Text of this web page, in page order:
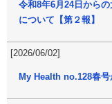
令和8年6月24日から
について【第２報】
[2026/06/02]
My Health no.128春号